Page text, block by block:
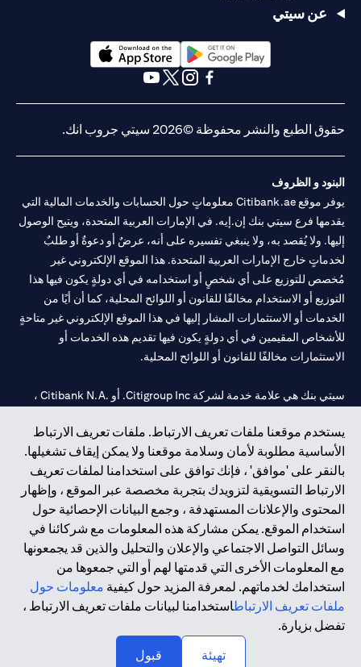
يستخدم موقعنا ملفات تعريف الارتباط. ملفات تعريف الارتباط
الأساسية مطلوبة لأمان وسلامة موقعنا ولا يمكن إيقاف تشغيلها.
بالنقر على 'موافق' ، فإنك توافق على استخدامنا لملفات تعريف
الارتباط التسويقية لتزويدك بتجربة مخصصة عبر الموقع ، وإظهار
المحتوى والإعلانات المستهدفة ، وجمع البيانات الإحصائية حول
استخدام الموقع. يمكن مشاركة هذه المعلومات مع شركائنا في
وسائل التواصل الاجتماعي والإعلان والتحليل والذين قد يجمعونها
مع المعلومات الأخرى التي قدمتها لهم أو التي جمعوها من
استخدامك لخدماتهم. لمعرفة المزيد حول كيفية معلومات حول
ملفات تعريف الارتباطاستخدامنا لبيانات ملفات تعريف الارتباط ،
تفضل بزيارة.
تهيئة
قبول
عن سيتي
opens in a new tab
opens in a new tab
حقوق الطبع والنشر محفوظة ©2026 سيتي جروب انك.
البنود و الظروف
يوفر موقع Citibank.ae معلوماتٍ حول الحسابات والخدمات المالية التي
يقدمها فرع سيتي بنك إن.إيه. في الإمارات العربية المتحدة، ويتيح الوصول
إليها. ولا يُقصد به، ولا ينبغي تفسيره على أنه، عرضٌ أو دعوةٌ أو طلبٌ
لخدماتٍ خارج الإمارات العربية المتحدة. هذا الموقع الإلكتروني غير
مُخصص للتوزيع على أي شخصٍ أو استخدامه في أي دولةٍ يكون فيها هذا
التوزيع أو الاستخدام مخالفًا للقانون أو اللوائح المحلية، كما أن أيًا من
الخدمات أو الاستثمارات المشار إليها في هذا الموقع الإلكتروني غير متاحةٍ
للأشخاص المقيمين في أي دولةٍ يكون فيها تقديم هذه الخدمات أو
الاستثمارات مخالفًا للقانون أو اللوائح المحلية.
سيتي بنك هي علامة خدمة لشركة Citigroup Inc. أو .Citibank N.A ،
سيتي بنك إن. إيه. الإمارات مسجل لدى مصرف الإمارات المركزي تحت
أرقام التراخيص 202563 لفرع الوصل في دبي، 531989 لفرع مول
الإمارات في دبي، و CN-1002019 لفرع أبوظبي. هاتف: 4000 311 04.
فرع سيتي بنك إن إيه - الإمارات العربية المتحدة مرخص من مصرف
الإمارات العربية المتحدة المركزي كفرع لبنك أجنبي.
سيتي بنك إن إيه الإمارات العربية المتحدة مرخص من هيئة الأوراق المالية
والسلع في الإمارات العربية المتحدة ("SCA") للقيام بالنشاط المالي لـ أ)
الاستشارات المالية والتعريف والترويج بموجب ترخيص رقم
20200000097 ب) وسيط تداول في الأسواق الدولية بموجب ترخيص